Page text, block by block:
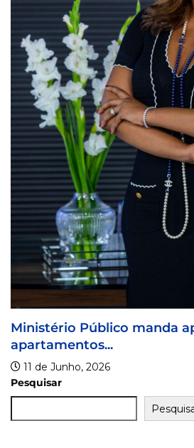
os 20
Coreógrafa
para...
9 de Abril, 2026
Pesquisar